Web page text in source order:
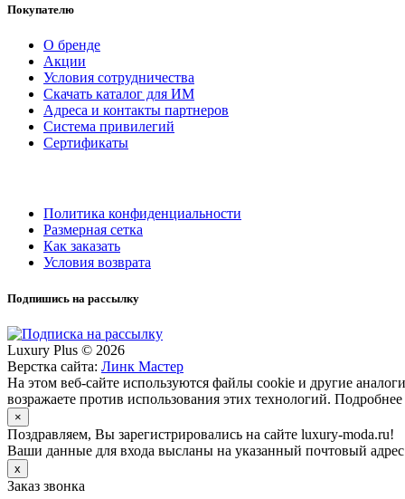
Покупателю
О бренде
Акции
Условия сотрудничества
Скачать каталог для ИМ
Адреса и контакты партнеров
Система привилегий
Сертификаты
Политика конфиденциальности
Размерная сетка
Как заказать
Условия возврата
Подпишись на рассылку
Luxury Plus © 2026
Верстка сайта: Линк Мастер
На этом веб-сайте используются файлы cookie и другие
возражаете против использования этих технологий.
×
Поздравляем, Вы зарегистрировались на сайте luxury-moda.ru!
Ваши данные для входа высланы на указанный почтовый
x
Заказ звонка